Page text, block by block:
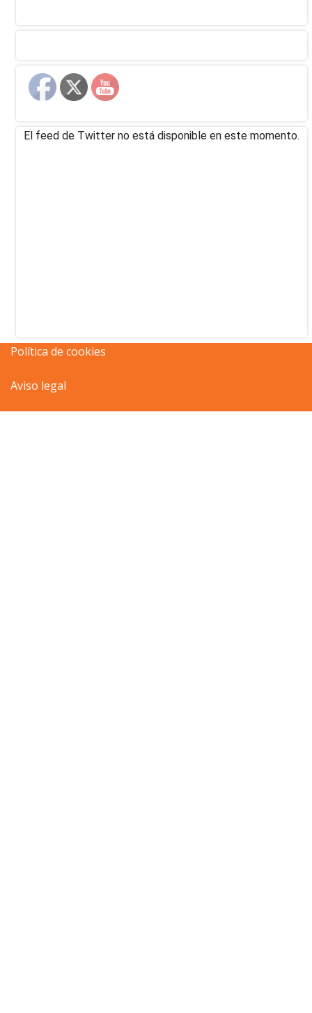
El feed de Twitter no está disponible en este momento.
Política de cookies
Aviso legal